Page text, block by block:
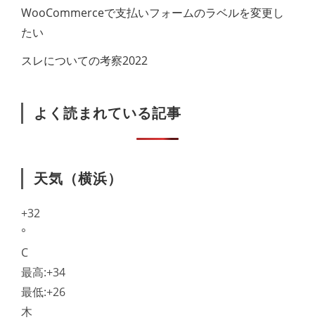
WooCommerceで支払いフォームのラベル​を変更し
たい
スレについての考察2022
よく読まれている記事
天気（横浜）
+32
°
C
最高:+34
最低:+26
木